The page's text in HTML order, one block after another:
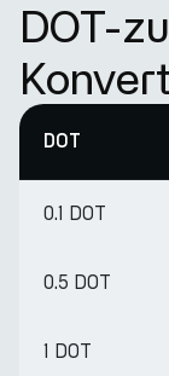
DOT-
DOT
0.1 DOT
0.5 DOT
1 DOT